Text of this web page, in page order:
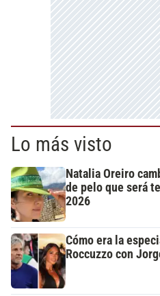
Lo más visto
Natalia Oreiro
de pelo que será
2026
Cómo era la
Roccuzzo con